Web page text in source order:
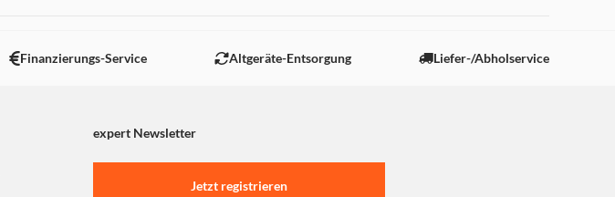
Finanzierungs-Service Altgeräte-Entsorgung Liefer-/Abholservice
expert Newsletter
Jetzt registrieren